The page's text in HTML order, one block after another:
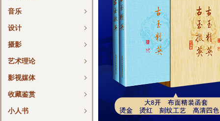
音乐
设计
摄影
艺术理论
影视媒体
收藏鉴赏
小人书